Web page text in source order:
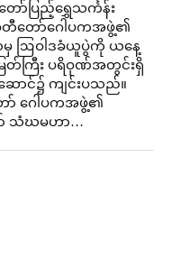
တော်ပြည့်ရွှေသင်္ကန်း
ေတီတော်‌ဂေါပကအဖွဲ့၏
ထံမှ ဩဝါဒခံယူပွဲကို ယနေ့
တ်ကြီး ပရိဝုဏ်အတွင်းရှိ
ောင်၌ ကျင်းပသည်။
ော်‌ ဂေါပကအဖွဲ့၏
ာ် သံဃမဟာ…